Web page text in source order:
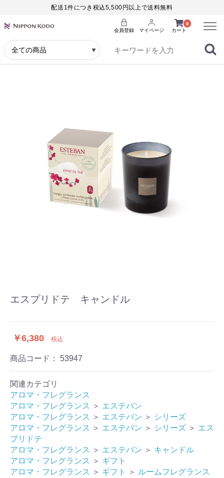
配送1件につき税込5,500円以上で送料無料
0
カート
会員登録 マイページ
Menu
エスプリドテ キャンドル
￥6,380 税込
商品コード： 53947
関連カテゴリ
アロマ・フレグランス
アロマ・フレグランス ＞ エステバン
アロマ・フレグランス ＞ エステバン ＞ シリーズ
アロマ・フレグランス ＞ エステバン ＞ シリーズ ＞ エス
プリドテ
アロマ・フレグランス ＞ エステバン ＞ キャンドル
アロマ・フレグランス ＞ ギフト
アロマ・フレグランス ＞ ギフト ＞ ルームフレグランス